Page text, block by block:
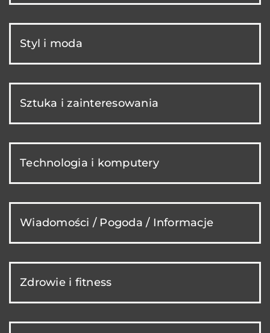
Styl i moda
Sztuka i zainteresowania
Technologia i komputery
Wiadomości / Pogoda / Informacje
Zdrowie i fitness